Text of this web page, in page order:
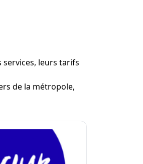
services, leurs tarifs
de la métropole,